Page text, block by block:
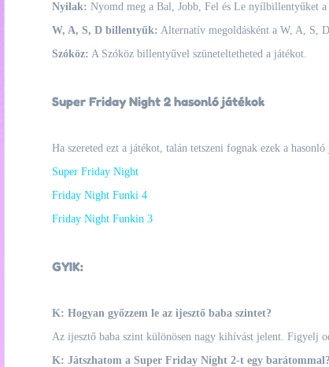
Nyilak: Nyomd meg a Bal, Jobb, Fel és Le nyílbillentyűket
W, A, S, D billentyűk: Alternatív megoldásként a W, A, S,
Szóköz: A Szóköz billentyűvel szüneteltetheted a játékot.
Super Friday Night 2 hasonló játékok
Ha szereted ezt a játékot, talán tetszeni fognak ezek a
Super Friday Night
Friday Night Funki 4
Friday Night Funkin 3
GYIK:
K: Hogyan győzzem le az ijesztő baba szintet?
Az ijesztő baba szint különösen nagy kihívást jelent. Figyelj
K: Játszhatom a Super Friday Night 2-t egy barátommal?